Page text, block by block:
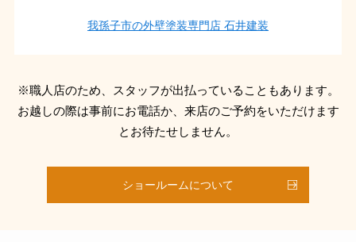
我孫子市の外壁塗装専門店 石井建装
※職人店のため、スタッフが出払っていることもあります。
お越しの際は事前にお電話か、来店のご予約をいただけます
とお待たせしません。
ショールームについて